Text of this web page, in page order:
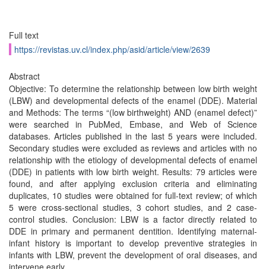
Full text
https://revistas.uv.cl/index.php/asid/article/view/2639
Abstract
Objective: To determine the relationship between low birth weight
(LBW) and developmental defects of the enamel (DDE). Material
and Methods: The terms “(low birthweight) AND (enamel defect)”
were searched in PubMed, Embase, and Web of Science
databases. Articles published in the last 5 years were included.
Secondary studies were excluded as reviews and articles with no
relationship with the etiology of developmental defects of enamel
(DDE) in patients with low birth weight. Results: 79 articles were
found, and after applying exclusion criteria and eliminating
duplicates, 10 studies were obtained for full-text review; of which
5 were cross-sectional studies, 3 cohort studies, and 2 case-
control studies. Conclusion: LBW is a factor directly related to
DDE in primary and permanent dentition. Identifying maternal-
infant history is important to develop preventive strategies in
infants with LBW, prevent the development of oral diseases, and
intervene early.